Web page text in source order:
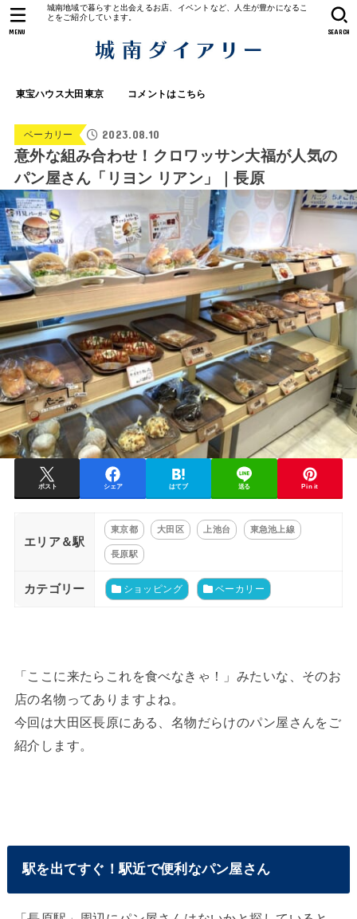
城南地域で暮らすと出会えるお店、イベントなど、人生が豊かになるこ
とをご紹介しています。
東宝ハウス大田東京 コメントはこちら
SEARCH
MENU
ベーカリー 2023.08.10
意外な組み合わせ！クロワッサン大福が人気の
パン屋さん「リヨン リアン」｜長原
ポスト シェア はてブ 送る Pin it
エリア＆駅
東京都 大田区 上池台 東急池上線
長原駅
カテゴリー ショッピング ベーカリー
「ここに来たらこれを食べなきゃ！」みたいな、そのお
店の名物ってありますよね。
今回は大田区長原にある、名物だらけのパン屋さんをご
紹介します。
駅を出てすぐ！駅近で便利なパン屋さん